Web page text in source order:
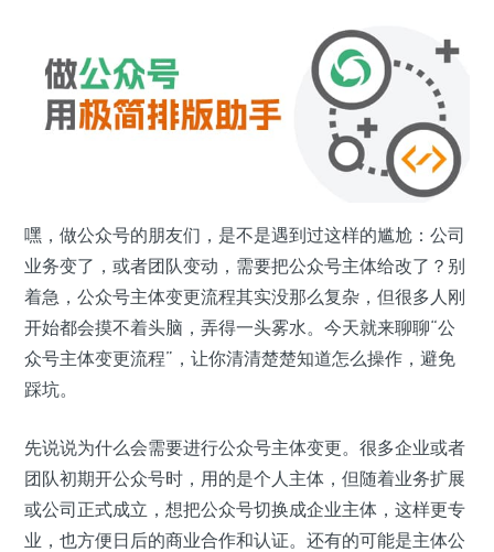
嘿，做公众号的朋友们，是不是遇到过这样的尴尬：公司
业务变了，或者团队变动，需要把公众号主体给改了？别
着急，公众号主体变更流程其实没那么复杂，但很多人刚
开始都会摸不着头脑，弄得一头雾水。今天就来聊聊“公
众号主体变更流程”，让你清清楚楚知道怎么操作，避免
踩坑。
先说说为什么会需要进行公众号主体变更。很多企业或者
团队初期开公众号时，用的是个人主体，但随着业务扩展
或公司正式成立，想把公众号切换成企业主体，这样更专
业，也方便日后的商业合作和认证。还有的可能是主体公